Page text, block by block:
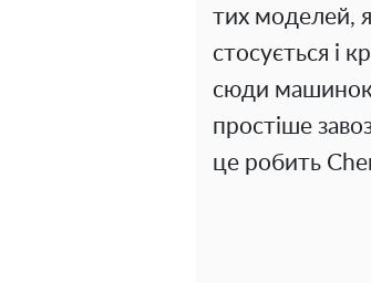
тих моделей,
стосується і
сюди
простіше
це робить